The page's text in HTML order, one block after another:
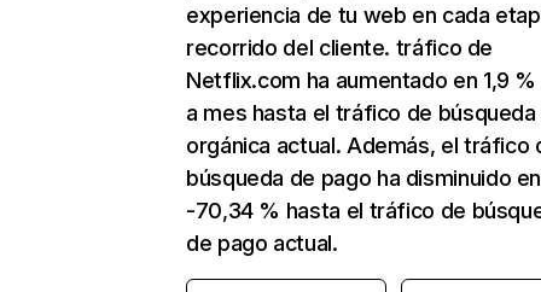
experiencia de tu web en cada
recorrido del cliente. tráfico de
Netflix.com ha aumentado en 1,9
a mes hasta el tráfico de búsqueda
orgánica actual. Además, el tráfico
búsqueda de pago ha disminuido en
-70,34 % hasta el tráfico de
de pago actual.